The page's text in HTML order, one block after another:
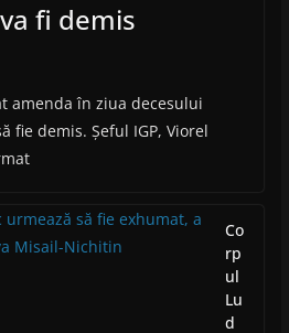
fi demis
amenda în ziua decesului
fie demis. Șeful IGP, Viorel
Co
rp
ul
Lu
d